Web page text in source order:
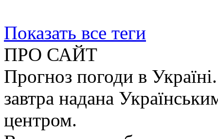
Показать все теги
ПРО САЙТ
Прогноз погоди в
завтра надана
центром.